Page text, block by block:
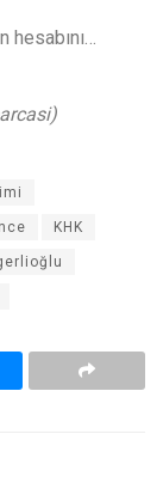
hesabını…
KHK